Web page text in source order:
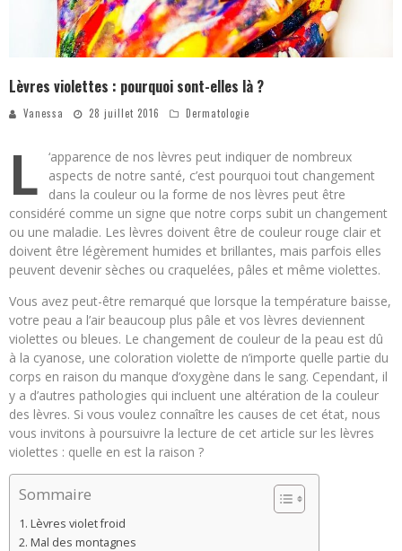
Lèvres violettes : pourquoi sont-elles là ?
Vanessa 28 juillet 2016 Dermatologie
L
‘apparence de nos lèvres peut indiquer de nombreux
aspects de notre santé, c’est pourquoi tout changement
dans la couleur ou la forme de nos lèvres peut être
considéré comme un signe que notre corps subit un changement
ou une maladie. Les lèvres doivent être de couleur rouge clair et
doivent être légèrement humides et brillantes, mais parfois elles
peuvent devenir sèches ou craquelées, pâles et même violettes.
Vous avez peut-être remarqué que lorsque la température baisse,
votre peau a l’air beaucoup plus pâle et vos lèvres deviennent
violettes ou bleues. Le changement de couleur de la peau est dû
à la cyanose, une coloration violette de n’importe quelle partie du
corps en raison du manque d’oxygène dans le sang. Cependant, il
y a d’autres pathologies qui incluent une altération de la couleur
des lèvres. Si vous voulez connaître les causes de cet état, nous
vous invitons à poursuivre la lecture de cet article sur les lèvres
violettes : quelle en est la raison ?
Sommaire
Lèvres violet froid
Mal des montagnes